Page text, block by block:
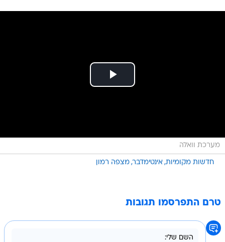
מערכת וואלה
חדשות מקומיות אינטימדבר מצפה רמון
טרם התפרסמו תגובות